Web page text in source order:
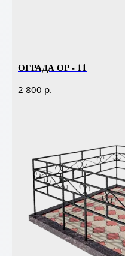
ОГРАДА ОР - 11
2 800 р.